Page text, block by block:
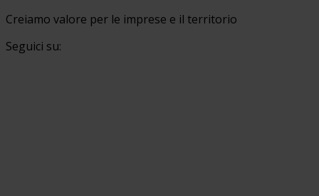
Creiamo valore per le imprese e il territorio
Seguici su: